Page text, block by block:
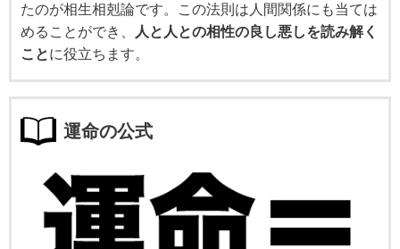
たのが相生相剋論です。この法則は人間関係にも当ては
めることができ、
人と人との相性の良し悪しを読み解く
ことに役立ちます。
運命の公式